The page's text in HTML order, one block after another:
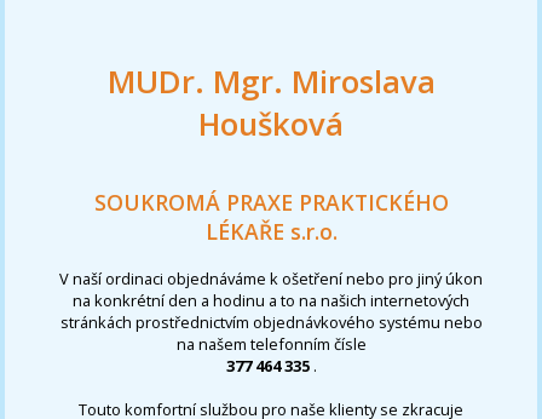
MUDr. Mgr. Miroslava
Houšková
SOUKROMÁ PRAXE PRAKTICKÉHO
LÉKAŘE s.r.o.
V naší ordinaci objednáváme k ošetření nebo pro jiný úkon
na konkrétní den a hodinu a to na našich internetových
stránkách prostřednictvím objednávkového systému nebo
na našem telefonním čísle
377 464 335 .
Touto komfortní službou pro naše klienty se zkracuje